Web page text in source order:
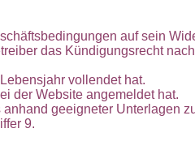
auf sein
das Kündigungsrecht
vollendet hat.
der Website angemeldet hat.
geeigneter Unterlagen
9.